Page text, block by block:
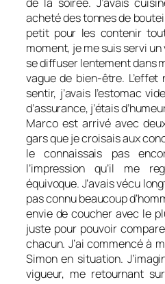
acheté des tonnes de
petit pour les contenir
moment, je me suis servi un
se diffuser lentement dans
vague de bien-être.
sentir, j’avais l’estomac
d’assurance, j’étais
Marco est arrivé avec
gars que je croisais aux
le connaissais pas
l’impression qu’il me
équivoque. J’avais vécu
pas connu beaucoup
envie de coucher avec le
juste pour pouvoir
chacun. J’ai commencé à
Simon en situation.
vigueur, me retournant